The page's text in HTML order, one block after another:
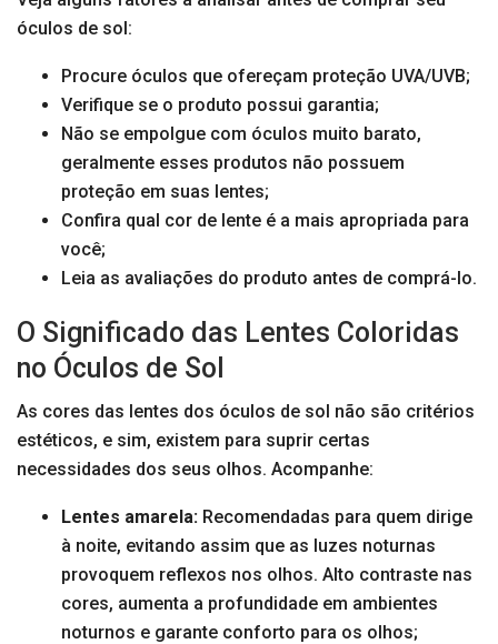
óculos de sol:
Procure óculos que ofereçam proteção UVA/UVB;
Verifique se o produto possui garantia;
Não se empolgue com óculos muito barato,
geralmente esses produtos não possuem
proteção em suas lentes;
Confira qual cor de lente é a mais apropriada para
você;
Leia as avaliações do produto antes de comprá-lo.
O Significado das Lentes Coloridas
no Óculos de Sol
As cores das lentes dos óculos de sol não são critérios
estéticos, e sim, existem para suprir certas
necessidades dos seus olhos. Acompanhe:
Lentes amarela: Recomendadas para quem dirige
à noite, evitando assim que as luzes noturnas
provoquem reflexos nos olhos. Alto contraste nas
cores, aumenta a profundidade em ambientes
noturnos e garante conforto para os olhos;